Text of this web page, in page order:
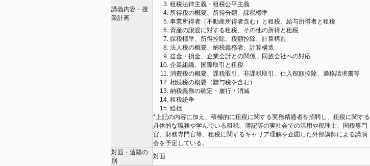
講義内容・授
業計画
租税法律主義・租税公平主義
所得税の概要、所得分類、課税標準
事業所得者（不動産所得者含む）と租税、給与所得者と租税
資産の譲渡に対する租税、その他の所得と租税
課税標準、所得控除、税額控除、計算構造
法人税の概要、納税義務者、計算構造
益金・損金、企業会計との関係、同族会社への対応
企業組織、国際取引と租税
消費税の概要、課税取引、非課税取引、仕入税額控除、適格請求書等
相続税の概要（贈与税を含む）
納税義務の確定・履行・消滅
租税紛争
総括
*上記の内容に加え、積極的に租税に関する実務精通者を招聘し、租税に関する
具体的な職務や学んでいる租税、簿記等の実社会での活用や税理士、国税専門
官、財務専門官等、租税に関するキャリア理解を企図した外部講師による講演
会を予定している。
対面・遠隔の
別
対面